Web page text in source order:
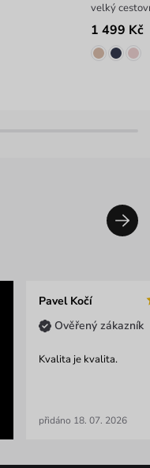
velký
1 499 Kč
Pavel Kočí
Ověřený zákazník
Kvalita je kvalita.
přidáno 18. 07. 2026